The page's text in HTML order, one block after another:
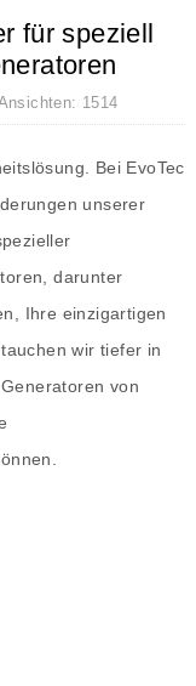
für speziell
1514
Bei EvoTec
unserer
darunter
Ihre einzigartigen
wir tiefer in
von